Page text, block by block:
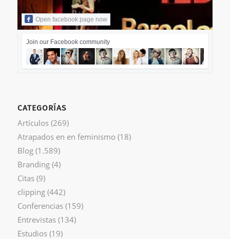
Open facebook page now
Join our Facebook community
CATEGORÍAS
Artículos(269)
Atrapados en en feminismo (18)
Blog(1.589)
Branding(4)
Citas(9)
clipping(442)
Conferencias(159)
Entrevistas(134)
Estudios(19)